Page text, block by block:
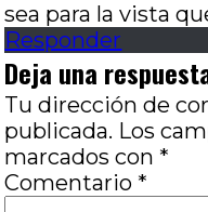
sea para la vista
Responder
Deja una
Tu dirección de
publicada. Los
marcados con *
Comentario *